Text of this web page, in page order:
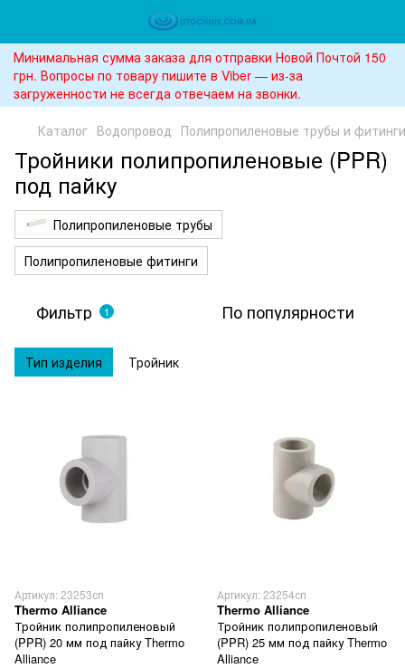
Минимальная сумма заказа для отправки Новой Почтой 150
грн. Вопросы по товару пишите в Viber — из-за
загруженности не всегда отвечаем на звонки.
Каталог Водопровод Полипропиленовые трубы и фитинги
Тройники полипропиленовые (PPR)
под пайку
Полипропиленовые трубы
Полипропиленовые фитинги
Фильтр 1 По популярности
Тип изделия Тройник
Артикул: 23253сп
Thermo Alliance
Тройник полипропиленовый
(PPR) 20 мм под пайку Thermo
Alliance
Артикул: 23254сп
Thermo Alliance
Тройник полипропиленовый
(PPR) 25 мм под пайку Thermo
Alliance